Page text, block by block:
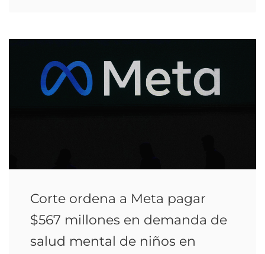
Corte ordena a Meta pagar
$567 millones en demanda de
salud mental de niños en